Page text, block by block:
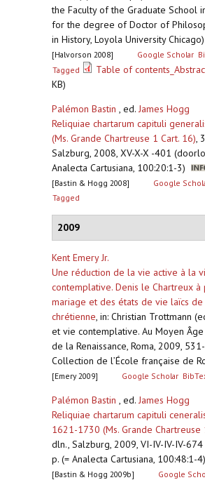
the Faculty of the Graduate School
for the degree of Doctor of
in History, Loyola University Chicago)
[Halvorson 2008] Google Scholar
Tagged
Table of
KB)
Palémon Bastin , ed. James Hogg
Reliquiae chartarum capituli
(Ms. Grande Chartreuse 1 Cart. 16),
Salzburg, 2008, XV-X-X -401
Analecta Cartusiana, 100:20:1-3)
[Bastin & Hogg 2008] Google
Tagged
2009
Kent Emery Jr.
Une réduction de la vie active à la
contemplative. Denis le Chartreux à
mariage et des états de vie laïcs
chrétienne, in: Christian Trottmann
et vie contemplative. Au Moyen
de la Renaissance, Roma, 2009,
Collection de l’École française de
[Emery 2009] Google Scholar
Palémon Bastin , ed. James Hogg
Reliquiae chartarum capituli
1621-1730 (Ms. Grande Chartreuse
dln., Salzburg, 2009, VI-IV-IV-IV-
p. (= Analecta Cartusiana, 100:48:1-4)
[Bastin & Hogg 2009b] Google